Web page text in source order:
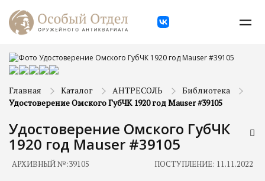
Главная Каталог АНТРЕСОЛЬ
Библиотека
Удостоверение Омского ГубЧК 1920 год Mauser #39105
Удостоверение Омского ГубЧК
1920 год Mauser #39105
АРХИВНЫЙ №:39105 ПОСТУПЛЕНИЕ: 11.11.2022